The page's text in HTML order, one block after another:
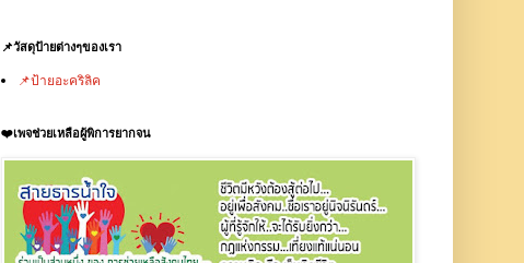
📌วัสดุป้ายต่างๆของเรา
📌ป้ายอะคริลิค
❤️เพจช่วยเหลือผู้พิการยากจน